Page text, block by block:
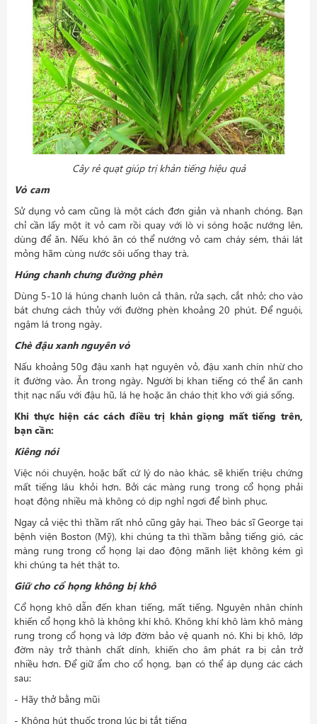
Cây rẻ quạt giúp trị khản tiếng hiệu quả
Vỏ cam
Sử dụng vỏ cam cũng là một cách đơn giản và nhanh chóng. Bạn
chỉ cần lấy một ít vỏ cam rồi quay với lò vi sóng hoặc nướng lên,
dùng để ăn. Nếu khó ăn có thể nướng vỏ cam cháy sém, thái lát
mỏng hãm cùng nước sôi uống thay trà.
Húng chanh chưng đường phèn
Dùng 5-10 lá húng chanh luôn cả thân, rửa sạch, cắt nhỏ; cho vào
bát chưng cách thủy với đường phèn khoảng 20 phút. Để nguội,
ngậm lá trong ngày.
Chè đậu xanh nguyên vỏ
Nấu khoảng 50g đậu xanh hạt nguyên vỏ, đậu xanh chín nhừ cho
ít đường vào. Ăn trong ngày. Người bị khan tiếng có thể ăn canh
thịt nạc nấu với đậu hũ, lá hẹ hoặc ăn cháo thịt kho với giá sống.
Khi thực hiện các cách điều trị khản giọng mất tiếng trên,
bạn cần:
Kiêng nói
Việc nói chuyện, hoặc bất cứ lý do nào khác, sẽ khiến triệu chứng
mất tiếng lâu khỏi hơn. Bởi các màng rung trong cổ họng phải
hoạt động nhiều mà không có dịp nghỉ ngơi để bình phục.
Ngay cả việc thì thầm rất nhỏ cũng gây hại. Theo bác sĩ George tại
bệnh viện Boston (Mỹ), khi chúng ta thì thầm bằng tiếng gió, các
màng rung trong cổ họng lại dao động mãnh liệt không kém gì
khi chúng ta hét thật to.
Giữ cho cổ họng không bị khô
Cổ họng khô dẫn đến khan tiếng, mất tiếng. Nguyên nhân chính
khiến cổ họng khô là không khí khô. Không khí khô làm khô màng
rung trong cổ họng và lớp đờm bảo vệ quanh nó. Khi bị khô, lớp
đờm này trở thành chất dính, khiến cho âm phát ra bị cản trở
nhiều hơn. Để giữ ẩm cho cổ họng, bạn có thể áp dụng các cách
sau:
- Hãy thở bằng mũi
- Không hút thuốc trong lúc bị tắt tiếng